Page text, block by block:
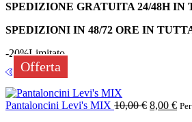
SPEDIZIONE GRATUITA 24/48H IN
SPEDIZIONI IN 48/72 ORE IN
Offerta
-20%Limitato
Pantaloncini Levi's MIX 10,00€ 8,00 €